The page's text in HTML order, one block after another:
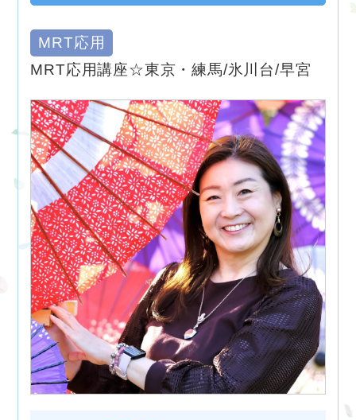
MRT応用
MRT応用講座☆東京・練馬/氷川台/早宮